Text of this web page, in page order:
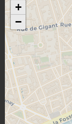
+
−